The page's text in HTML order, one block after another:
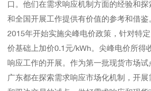
口。他们在需求响应机制方面的经验和
和全国开展工作提供有价值的参考和借鉴
2015年开始实施尖峰电价政策，针对特
价基础上加价0.1元/kWh。尖峰电价所得
响应工作的开展。作为第一批现货市场
广东都在探索需求响应市场化机制，开